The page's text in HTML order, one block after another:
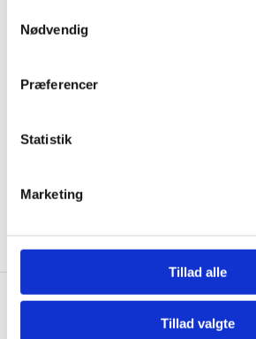
Nødvendig
Præferencer
Statistik
Marketing
Tillad alle
Tillad valgte
Husk at tilmelde dig vores
ikke, men sender kun relevante